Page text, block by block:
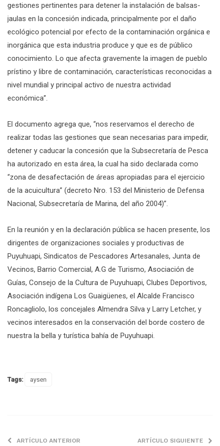
gestiones pertinentes para detener la instalación de balsas-
jaulas en la concesión indicada, principalmente por el daño
ecológico potencial por efecto de la contaminación orgánica e
inorgánica que esta industria produce y que es de público
conocimiento. Lo que afecta gravemente la imagen de pueblo
prístino y libre de contaminación, características reconocidas a
nivel mundial y principal activo de nuestra actividad
económica”.
El documento agrega que, “nos reservamos el derecho de
realizar todas las gestiones que sean necesarias para impedir,
detener y caducar la concesión que la Subsecretaría de Pesca
ha autorizado en esta área, la cual ha sido declarada como
“zona de desafectación de áreas apropiadas para el ejercicio
de la acuicultura” (decreto Nro. 153 del Ministerio de Defensa
Nacional, Subsecretaría de Marina, del año 2004)”.
En la reunión y en la declaración pública se hacen presente, los
dirigentes de organizaciones sociales y productivas de
Puyuhuapi, Sindicatos de Pescadores Artesanales, Junta de
Vecinos, Barrio Comercial, A.G de Turismo, Asociación de
Guías, Consejo de la Cultura de Puyuhuapi, Clubes Deportivos,
Asociación indígena Los Guaigüenes, el Alcalde Francisco
Roncagliolo, los concejales Almendra Silva y Larry Letcher, y
vecinos interesados en la conservación del borde costero de
nuestra la bella y turística bahía de Puyuhuapi.
Tags: aysen
ARTÍCULO ANTERIOR ARTÍCULO SIGUIENTE